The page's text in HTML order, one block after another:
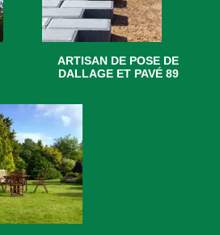
ARTISAN DE POSE DE
DALLAGE ET PAVÉ 89